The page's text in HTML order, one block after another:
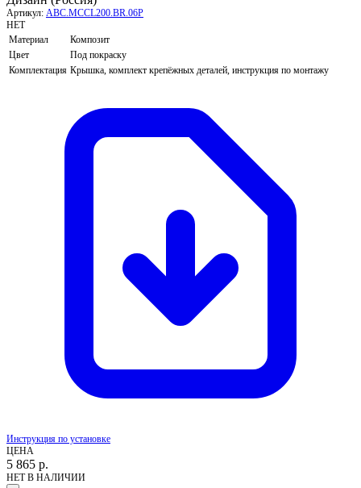
Артикул: ABC.MCCL200.BR.06P
НЕТ
Материал
Композит
Цвет
Под покраску
Комплектация Крышка, комплект крепёжных деталей, инструкция по монтажу
Инструкция по установке
ЦЕНА
5 865 р.
НЕТ В НАЛИЧИИ